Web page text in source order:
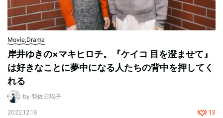
Movie,Drama
岸井ゆきの×マキヒロチ。『ケイコ 目を澄ませて』
は好きなことに夢中になる人たちの背中を押してく
れる
by 羽佐田瑶子
2022.12.16 13